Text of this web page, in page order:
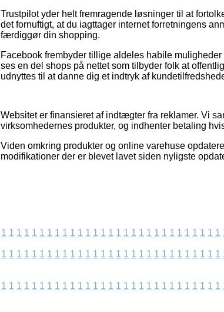
Trustpilot yder helt fremragende løsninger til at
det fornuftigt, at du iagttager internet forretningens
færdiggør din shopping.
Facebook frembyder tillige aldeles habile
ses en del shops på nettet som tilbyder folk at
udnyttes til at danne dig et indtryk af
Websitet er finansieret af indtægter fra reklamer. Vi
virksomhedernes produkter, og indhenter betaling
Viden omkring produkter og online varehuse
modifikationer der er blevet lavet siden nyligste
1 1 1 1 1 1 1 1 1 1 1 1 1 1 1 1 1 1 1 1 1 1 1 1 1 1 1 1 1
1 1 1 1 1 1 1 1 1 1 1 1 1 1 1 1 1 1 1 1 1 1 1 1 1 1 1 1 1
1 1 1 1 1 1 1 1 1 1 1 1 1 1 1 1 1 1 1 1 1 1 1 1 1 1 1 1 1